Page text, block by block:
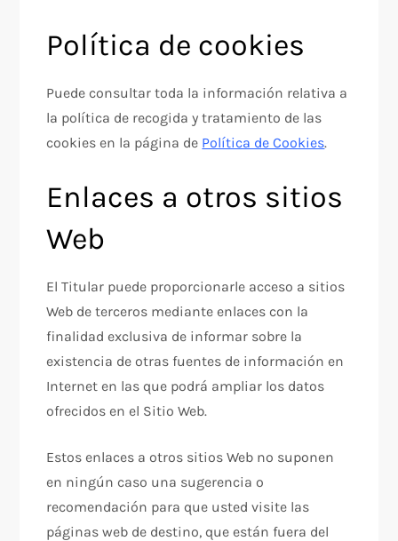
Política de cookies
Puede consultar toda la información relativa a
la política de recogida y tratamiento de las
cookies en la página de Política de Cookies.
Enlaces a otros sitios
Web
El Titular puede proporcionarle acceso a sitios
Web de terceros mediante enlaces con la
finalidad exclusiva de informar sobre la
existencia de otras fuentes de información en
Internet en las que podrá ampliar los datos
ofrecidos en el Sitio Web.
Estos enlaces a otros sitios Web no suponen
en ningún caso una sugerencia o
recomendación para que usted visite las
páginas web de destino, que están fuera del